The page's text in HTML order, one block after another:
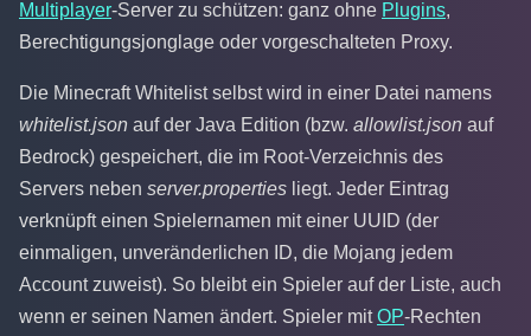
Multiplayer-Server zu schützen: ganz ohne Plugins,
Berechtigungsjonglage oder vorgeschalteten Proxy.
Die Minecraft Whitelist selbst wird in einer Datei namens
whitelist.json auf der Java Edition (bzw. allowlist.json auf
Bedrock) gespeichert, die im Root-Verzeichnis des
Servers neben server.properties liegt. Jeder Eintrag
verknüpft einen Spielernamen mit einer UUID (der
einmaligen, unveränderlichen ID, die Mojang jedem
Account zuweist). So bleibt ein Spieler auf der Liste, auch
wenn er seinen Namen ändert. Spieler mitOP-Rechten